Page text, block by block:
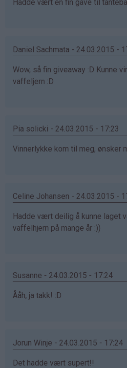
Hadde vært en fin gave til
Daniel Sachmata - 24.03.2015 -
Wow, så fin giveaway :D Kunne
vaffeljern :D
Pia solicki - 24.03.2015 - 17:23
Vinnerlykke kom til meg, ønsker
Celine Johansen - 24.03.2015 -
Hadde vært deilig å kunne laget
vaffelhjern på mange år :))
Susanne - 24.03.2015 - 17:24
Ååh, ja takk! :D
Jorun Winje - 24.03.2015 - 17:24
Det hadde vært supert!!